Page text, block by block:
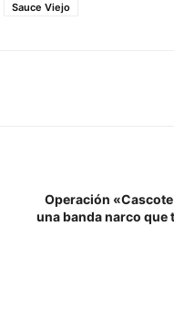
Sauce Viejo
Operación
una banda narco que